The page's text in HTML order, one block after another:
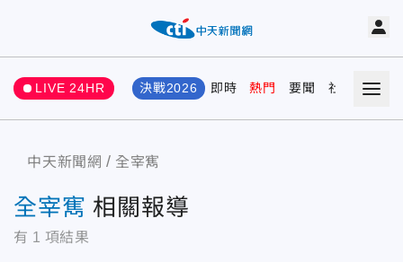
LIVE 24HR 決戰2026 即時 熱門 要聞 社會 娛樂
中天新聞網 全宰寯
全宰寯 相關報導
有 1 項結果